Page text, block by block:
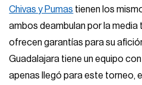
Chivas y Pumas tienen los
ambos deambulan por la media
ofrecen garantías para su
Guadalajara tiene un equipo
apenas llegó para este torneo,